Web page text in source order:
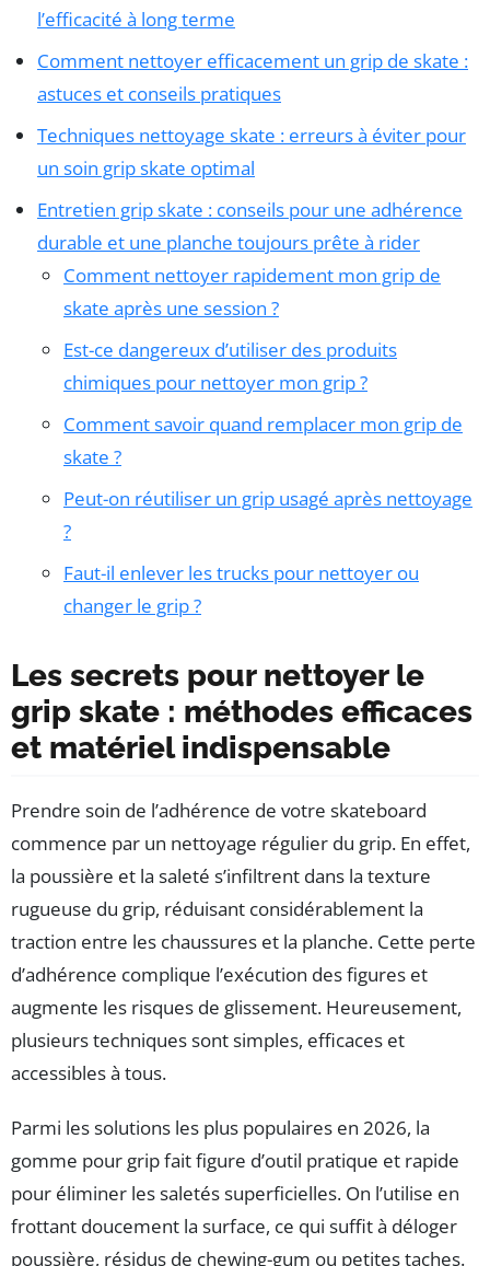
l’efficacité à long terme
Comment nettoyer efficacement un grip de skate :
astuces et conseils pratiques
Techniques nettoyage skate : erreurs à éviter pour
un soin grip skate optimal
Entretien grip skate : conseils pour une adhérence
durable et une planche toujours prête à rider
Comment nettoyer rapidement mon grip de
skate après une session ?
Est-ce dangereux d’utiliser des produits
chimiques pour nettoyer mon grip ?
Comment savoir quand remplacer mon grip de
skate ?
Peut-on réutiliser un grip usagé après nettoyage
?
Faut-il enlever les trucks pour nettoyer ou
changer le grip ?
Les secrets pour nettoyer le
grip skate : méthodes efficaces
et matériel indispensable
Prendre soin de l’adhérence de votre skateboard
commence par un nettoyage régulier du grip. En effet,
la poussière et la saleté s’infiltrent dans la texture
rugueuse du grip, réduisant considérablement la
traction entre les chaussures et la planche. Cette perte
d’adhérence complique l’exécution des figures et
augmente les risques de glissement. Heureusement,
plusieurs techniques sont simples, efficaces et
accessibles à tous.
Parmi les solutions les plus populaires en 2026, la
gomme pour grip fait figure d’outil pratique et rapide
pour éliminer les saletés superficielles. On l’utilise en
frottant doucement la surface, ce qui suffit à déloger
poussière, résidus de chewing-gum ou petites taches.